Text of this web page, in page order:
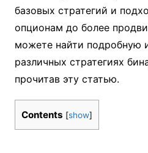
базовых стратегий и
опционам до более
можете найти подробную
различных стратегиях
прочитав эту статью.
Contents [show]